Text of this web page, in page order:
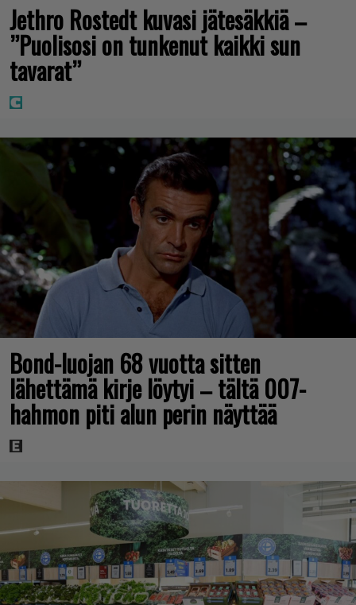
Jethro Rostedt kuvasi jätesäkkiä –
”Puolisosi on tunkenut kaikki sun
tavarat”
Bond-luojan 68 vuotta sitten
lähettämä kirje löytyi – tältä 007-
hahmon piti alun perin näyttää